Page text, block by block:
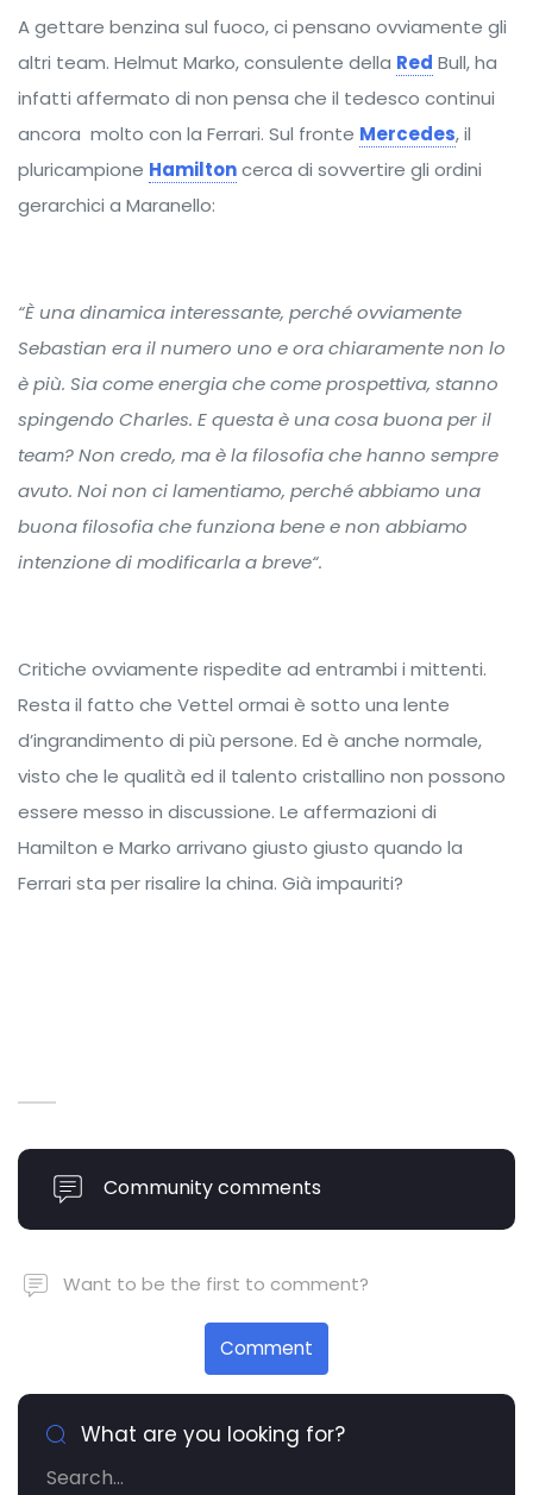
A gettare benzina sul fuoco, ci pensano ovviamente gli
altri team. Helmut Marko, consulente della Red Bull, ha
infatti affermato di non pensa che il tedesco continui
ancora molto con la Ferrari. Sul fronte Mercedes, il
pluricampione Hamiltoncerca di sovvertire gli ordini
gerarchici a Maranello:
“È una dinamica interessante, perché ovviamente
Sebastian era il numero uno e ora chiaramente non lo
è più. Sia come energia che come prospettiva, stanno
spingendo Charles. E questa è una cosa buona per il
team? Non credo, ma è la filosofia che hanno sempre
avuto. Noi non ci lamentiamo, perché abbiamo una
buona filosofia che funziona bene e non abbiamo
intenzione di modificarla a breve“.
Critiche ovviamente rispedite ad entrambi i mittenti.
Resta il fatto che Vettel ormai è sotto una lente
d’ingrandimento di più persone. Ed è anche normale,
visto che le qualità ed il talento cristallino non possono
essere messo in discussione. Le affermazioni di
Hamilton e Marko arrivano giusto giusto quando la
Ferrari sta per risalire la china. Già impauriti?
Community comments
Want to be the first to comment?
Comment
What are you looking for?